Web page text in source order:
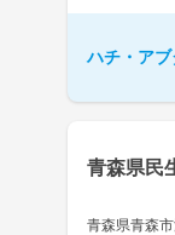
ハチ・ア
青森県民
青森県青森